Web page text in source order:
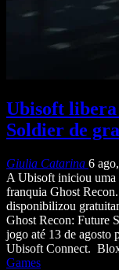
Ubisoft
Soldier de
Giulia Catarina 6
A Ubisoft iniciou uma
franquia Ghost
disponibilizou
Ghost Recon: Future
jogo até 13 de agosto
Ubisoft Connect.
Games